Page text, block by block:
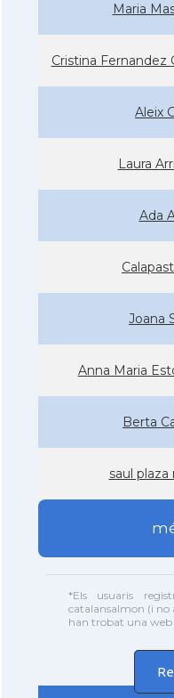
Maria
Cristina Fernandez
Aleix
Laura
Ada
Joana
Anna Maria
Berta
saul plaza
*Els usuaris
catalansalmon (i no
han trobat una web